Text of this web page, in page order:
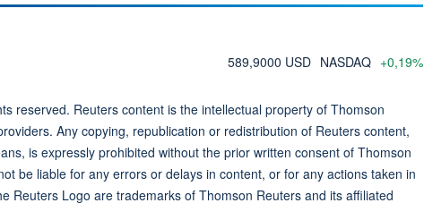
589,9000 USD NASDAQ +0,19%
reserved. Reuters content is the intellectual property of Thomson
Any copying, republication or redistribution of Reuters content,
is expressly prohibited without the prior written consent of Thomson
be liable for any errors or delays in content, or for any actions taken in
Reuters Logo are trademarks of Thomson Reuters and its affiliated